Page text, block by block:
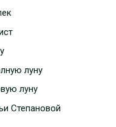
луну
луну
Степановой